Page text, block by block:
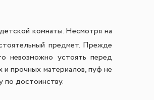
комнаты. Несмотря на
предмет. Прежде
невозможно устоять перед
и прочных материалов, пуф не
по достоинству.